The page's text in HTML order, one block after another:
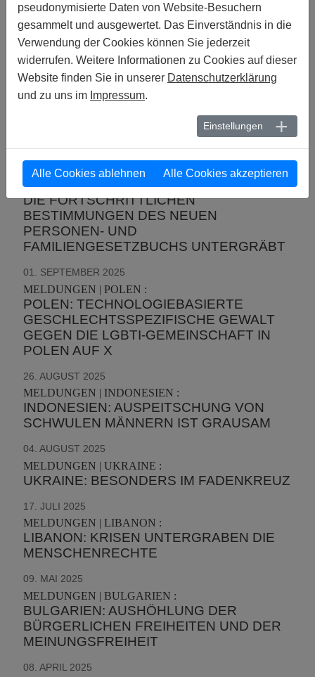
RECHTSRAHMEN ZU SCHAFFEN, DER
GLEICHGESCHLECHTLICHE
PARTNERSCHAFTEN VOLLSTÄNDIG
ANERKENNT UND SCHÜTZT
02. SEPTEMBER 2025
MELDUNGEN | BURKINA FASO :
GLEICHGESCHLECHTLICHER
BEZIEHUNGEN ZWISCHEN
ERWACHSENEN IST EIN
ALARMIERENDER RÜCKSCHLAG, DER
DIE FORTSCHRITTLICHEN
BESTIMMUNGEN DES NEUEN
PERSONEN- UND
FAMILIENGESETZBUCHS UNTERGRÄBT
01. SEPTEMBER 2025
MELDUNGEN | POLEN :
POLEN: TECHNOLOGIEBASIERTE
GESCHLECHTSSPEZIFISCHE GEWALT
GEGEN DIE LGBTI-GEMEINSCHAFT IN
POLEN AUF X
26. AUGUST 2025
MELDUNGEN | INDONESIEN :
INDONESIEN: AUSPEITSCHUNG VON
SCHWULEN MÄNNERN IST GRAUSAM
04. AUGUST 2025
MELDUNGEN | UKRAINE :
UKRAINE: BESONDERS IM FADENKREUZ
17. JULI 2025
MELDUNGEN | LIBANON :
LIBANON: KRISEN UNTERGRABEN DIE
MENSCHENRECHTE
09. MAI 2025
MELDUNGEN | BULGARIEN :
BULGARIEN: AUSHÖHLUNG DER
BÜRGERLICHEN FREIHEITEN UND DER
MEINUNGSFREIHEIT
08. APRIL 2025
pseudonymisierte Daten von Website-Besuchern
gesammelt und ausgewertet. Das Einverständnis in die
Verwendung der Cookies können Sie jederzeit
widerrufen. Weitere Informationen zu Cookies auf dieser
Website finden Sie in unserer Datenschutzerklärung
und zu uns im Impressum.
Einstellungen
Alle Cookies ablehnen Alle Cookies akzeptieren